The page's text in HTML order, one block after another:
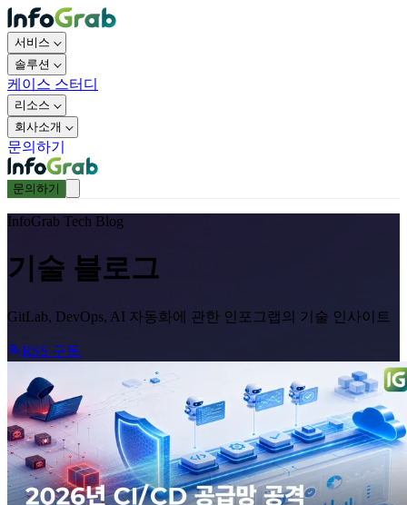
서비스
솔루션
케이스 스터디
리소스
회사소개
문의하기
문의하기
InfoGrab Tech Blog
기술 블로그
GitLab, DevOps, AI 자동화에 관한 인포그랩의 기술 인사이트
RSS 구독